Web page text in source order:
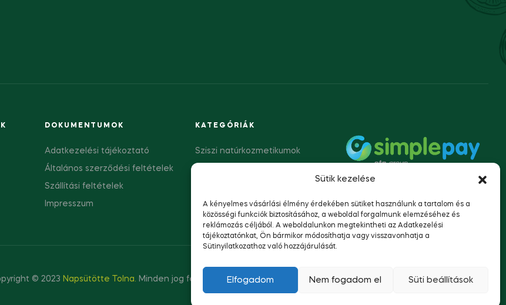
Sütik kezelése
A kényelmes vásárlási élmény érdekében sütiket használunk a tartalom és a
közösségi funkciók biztosításához, a weboldal forgalmunk elemzéséhez és
reklámozás céljából. A weboldalunkon megtekintheti az Adatkezelési
tájékoztatónkat, Ön bármikor módosíthatja vagy visszavonhatja a
Sütinyilatkozathoz való hozzájárulását.
Elfogadom Nem fogadom el Süti beállítások
DOKUMENTUMOK
Adatkezelési tájékoztató
Általános szerződési feltételek
Szállítási feltételek
Impresszum
KATEGÓRIÁK
Sziszi natúrkozmetikumok
© 2023 Napsütötte Tolna. Minden jog fenntartva.